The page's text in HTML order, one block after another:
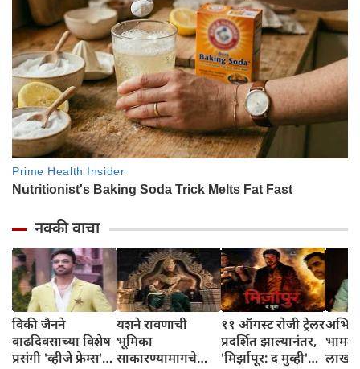
नक्की वाचा
विकी जैनने
वाढदिवसाच्या विशेष
प्रसंगी 'व्हीजे फ्रेम्स'
यशने रावणाची
भूमिका
साकारण्यामागचे
११ ऑगस्ट रोजी ट्रेलर
प्रदर्शित झाल्यानंतर,
'मिर्झापूर: द मुव्ही'